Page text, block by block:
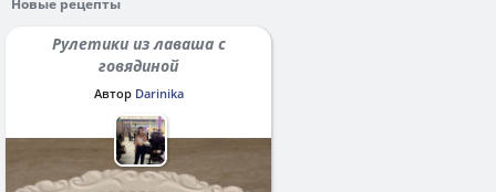
Рулетики из лаваша с
говядиной
Автор Darinika